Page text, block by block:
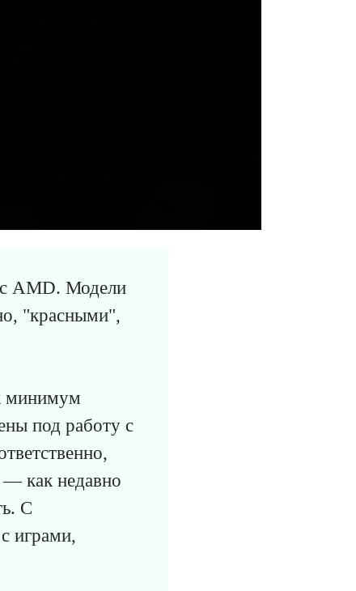
AMD. Модели
"красными",
минимум
под работу с
— как недавно
С
играми,